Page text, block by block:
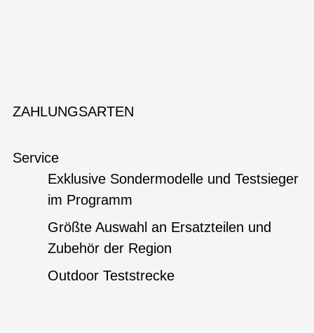
ZAHLUNGSARTEN
Service
Exklusive Sondermodelle und Testsieger
im Programm
Größte Auswahl an Ersatzteilen und
Zubehör der Region
Outdoor Teststrecke